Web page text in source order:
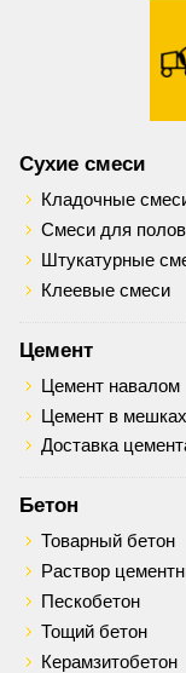
Сухие смеси
Кладочные
Смеси для полов
Штукатурные
Клеевые смеси
Цемент
Цемент навалом
Цемент в мешках
Доставка
Бетон
Товарный бетон
Раствор
Пескобетон
Тощий бетон
Керамзитобетон